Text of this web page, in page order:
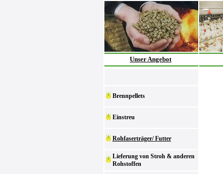
Unser Angebot
Brennpellets
Einstreu
Rohfaserträger/ Futter
Lieferung von Stroh & anderen
Rohstoffen